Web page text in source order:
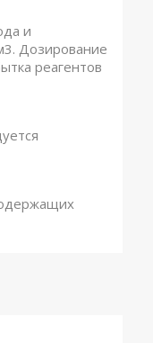
и
Дозирование
реагентов